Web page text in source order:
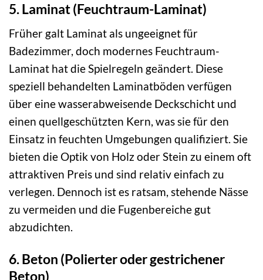
5. Laminat (Feuchtraum-Laminat)
Früher galt Laminat als ungeeignet für
Badezimmer, doch modernes Feuchtraum-
Laminat hat die Spielregeln geändert. Diese
speziell behandelten Laminatböden verfügen
über eine wasserabweisende Deckschicht und
einen quellgeschützten Kern, was sie für den
Einsatz in feuchten Umgebungen qualifiziert. Sie
bieten die Optik von Holz oder Stein zu einem oft
attraktiven Preis und sind relativ einfach zu
verlegen. Dennoch ist es ratsam, stehende Nässe
zu vermeiden und die Fugenbereiche gut
abzudichten.
6. Beton (Polierter oder gestrichener
Beton)